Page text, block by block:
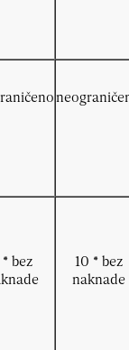
* bez
10 * bez
naknade